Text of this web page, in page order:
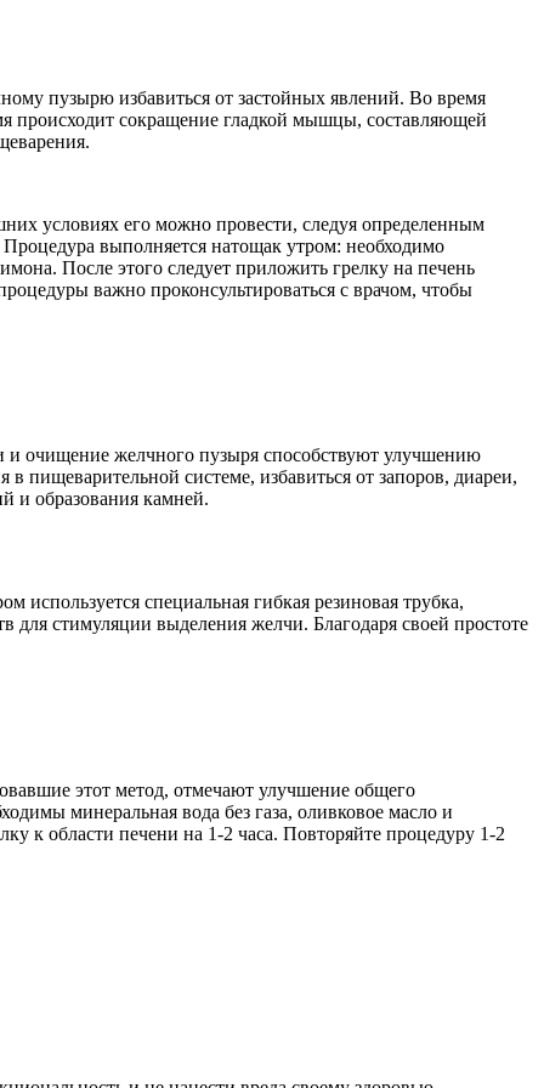
пузырю избавиться от застойных явлений. Во время
происходит сокращение гладкой мышцы, составляющей
условиях его можно провести, следуя определенным
выполняется натощак утром: необходимо
После этого следует приложить грелку на печень
важно проконсультироваться с врачом, чтобы
и очищение желчного пузыря способствуют улучшению
пищеварительной системе, избавиться от запоров, диареи,
и образования камней.
специальная гибкая резиновая трубка,
для стимуляции выделения желчи. Благодаря своей простоте
этот метод, отмечают улучшение общего
минеральная вода без газа, оливковое масло и
к области печени на 1-2 часа. Повторяйте процедуру 1-2